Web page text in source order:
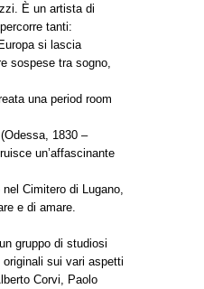
È un artista di
tanti:
si lascia
sospese tra sogno,
una period room
1830 –
un’affascinante
Cimitero di Lugano,
e di amare.
gruppo di studiosi
sui vari aspetti
Corvi, Paolo